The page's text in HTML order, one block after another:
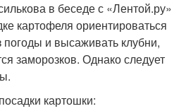
в беседе с «Лентой.ру»
картофеля ориентироваться
погоды и высаживать клубни,
заморозков. Однако следует
картошки: